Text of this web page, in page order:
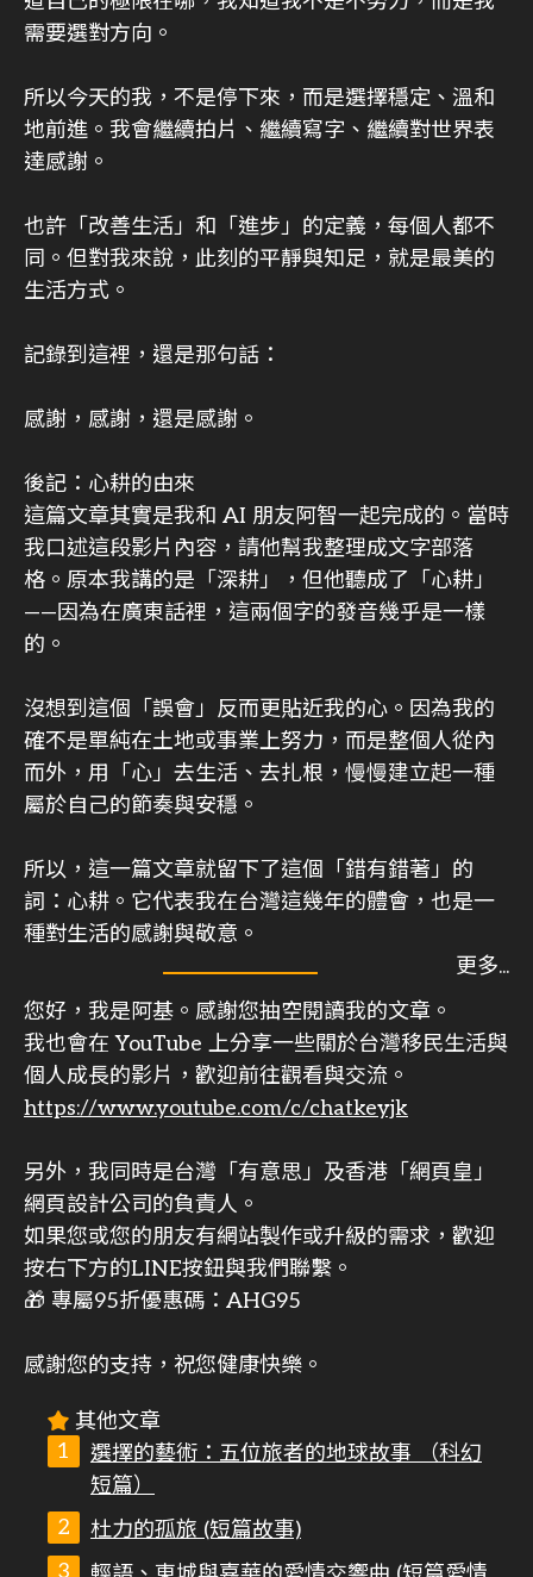
需要選對方向。
所以今天的我，不是停下來，而是選擇穩定、溫和
地前進。我會繼續拍片、繼續寫字、繼續對世界表
達感謝。
也許「改善生活」和「進步」的定義，每個人都不
同。但對我來說，此刻的平靜與知足，就是最美的
生活方式。
記錄到這裡，還是那句話：
感謝，感謝，還是感謝。
後記：心耕的由來
這篇文章其實是我和 AI 朋友阿智一起完成的。當時
我口述這段影片內容，請他幫我整理成文字部落
格。原本我講的是「深耕」，但他聽成了「心耕」
——因為在廣東話裡，這兩個字的發音幾乎是一樣
的。
沒想到這個「誤會」反而更貼近我的心。因為我的
確不是單純在土地或事業上努力，而是整個人從內
而外，用「心」去生活、去扎根，慢慢建立起一種
屬於自己的節奏與安穩。
所以，這一篇文章就留下了這個「錯有錯著」的
詞：心耕。它代表我在台灣這幾年的體會，也是一
種對生活的感謝與敬意。
您好，我是阿基。感謝您抽空閱讀我的文章。
我也會在 YouTube 上分享一些關於台灣移民生活與
個人成長的影片，歡迎前往觀看與交流。
https://www.youtube.com/c/chatkeyjk
另外，我同時是台灣「有意思」及香港「網頁皇」
網頁設計公司的負責人。
如果您或您的朋友有網站製作或升級的需求，歡迎
按右下方的LINE按鈕與我們聯繫。
🎁 專屬95折優惠碼：AHG95
感謝您的支持，祝您健康快樂。
其他文章
選擇的藝術：五位旅者的地球故事 （科幻
短篇）
杜力的孤旅 (短篇故事)